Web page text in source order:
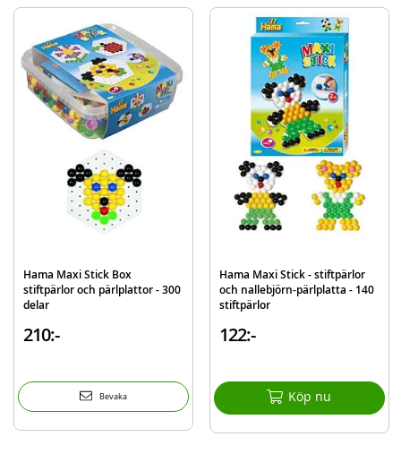
Hama Maxi Stick är ett system som gör det möjligt för barn att skapa
färgglada mönster med pärlor formade som ett stift som fästs på plattor
med hål i. Stiften är enkel att hålla i små barns händer.
information
Modell
028178096694
Hama Maxi Stick Box
stiftpärlor och pärlplattor - 300
delar
210:-
Bevaka
Hama Maxi Stick - stiftpärlor
och nallebjörn-pärlplatta - 140
stiftpärlor
122:-
Köp nu